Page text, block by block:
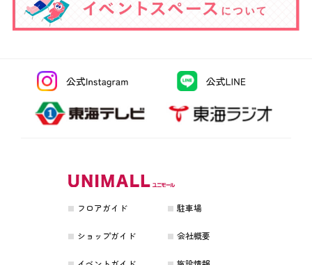
フロアガイド
ショップガイド
駐車場
会社概要